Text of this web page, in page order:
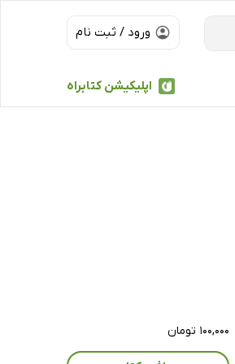
ورود / ثبت نام
اپلیکیشن کتابراه
۱۰۰,۰۰۰ تومان